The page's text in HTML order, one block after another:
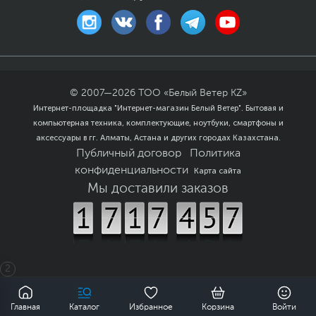
Смартфон Meizu Note 22, 8 GB, 256
Eclipse Black (M513H)
144 900 ₸
Смартфон Tecno Spark 40 Pro, 256
GB, Bamboo Green (KM6)
119 990 ₸
Где купить с лучшей
камерой
г. Караганда, пр. Бухар-Жырау, 76/2, ТЦ Plaza,
1 этаж
© 2007—2026 ТОО «Белый Ветер KZ»
Интернет-площадка "Интернет-магазин Белый Ветер". Бытовая и
компьютерная техника, комплектующие, ноутбуки, смартфоны и
аксессуары в гг. Алматы, Астана и других городах Казахстана.
Публичный договор
Политика
конфиденциальности
Карта сайта
Мы доставили заказов
2
Главная Каталог Избранное Корзина Войти